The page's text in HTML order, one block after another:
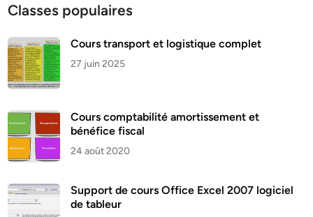
Classes populaires
Cours transport et logistique complet
27 juin 2025
Cours comptabilité amortissement et
bénéfice fiscal
24 août 2020
Support de cours Office Excel 2007 logiciel
de tableur